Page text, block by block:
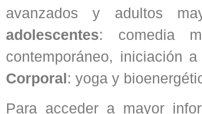
avanzados y adultos
adolescentes: comedia
contemporáneo, iniciación
Corporal: yoga y
Para acceder a mayor